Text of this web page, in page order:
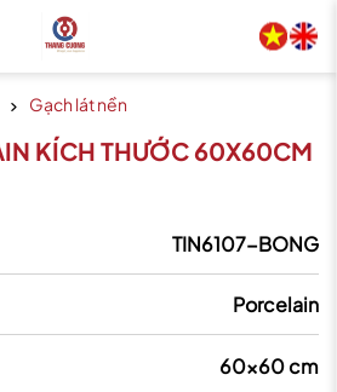
Gạch lát nền
KÍCH THƯỚC 60X60CM
TIN6107-BONG
Porcelain
60x60 cm